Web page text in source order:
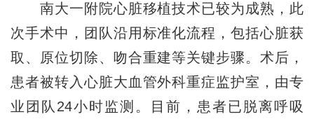
南大一附院心脏移植技术已较为成熟，此
次手术中，团队沿用标准化流程，包括心脏获
取、原位切除、吻合重建等关键步骤。术后，
患者被转入心脏大血管外科重症监护室，由专
业团队24小时监测。目前，患者已脱离呼吸